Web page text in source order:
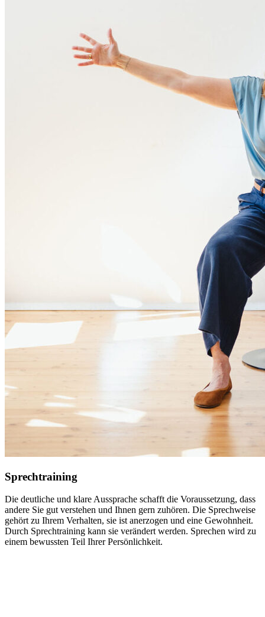
Sprechtraining
Die deutliche und klare Aussprache schafft die Voraussetzung, dass
andere Sie gut verstehen und Ihnen gern zuhören. Die Sprechweise
gehört zu Ihrem Verhalten, sie ist anerzogen und eine Gewohnheit.
Durch Sprechtraining kann sie verändert werden. Sprechen wird zu
einem bewussten Teil Ihrer Persönlichkeit.